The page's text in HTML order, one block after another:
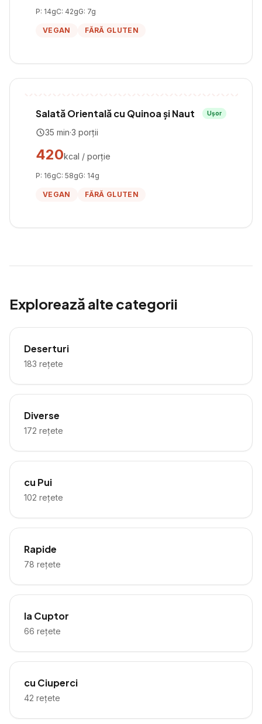
P: 14gC: 42gG: 7g
VEGAN FĂRĂ GLUTEN
Salată Orientală cu Quinoa și Naut Ușor
35 min·3 porții
420kcal / porție
P: 16gC: 58gG: 14g
VEGAN FĂRĂ GLUTEN
Explorează alte categorii
Deserturi
183 rețete
Diverse
172 rețete
cu Pui
102 rețete
Rapide
78 rețete
la Cuptor
66 rețete
cu Ciuperci
42 rețete